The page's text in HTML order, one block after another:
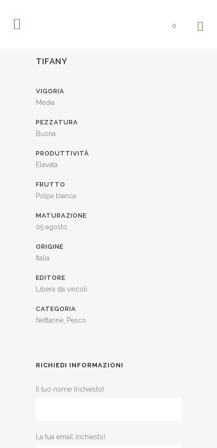
0
TIFANY
VIGORIA
Media
PEZZATURA
Buona
PRODUTTIVITÀ
Elevata
FRUTTO
Polpa bianca
MATURAZIONE
05 agosto
ORIGINE
Italia
EDITORE
Libera da vincoli
CATEGORIA
Nettarine, Pesco
RICHIEDI INFORMAZIONI
Il tuo nome (richiesto)
La tua email (richiesto)